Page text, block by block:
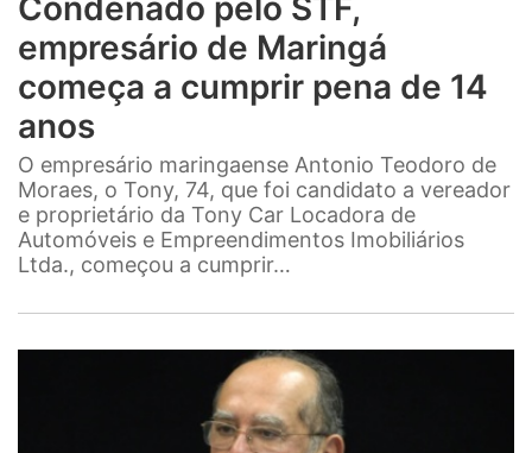
Condenado pelo STF,
empresário de Maringá
começa a cumprir pena de 14
anos
O empresário maringaense Antonio Teodoro de
Moraes, o Tony, 74, que foi candidato a vereador
e proprietário da Tony Car Locadora de
Automóveis e Empreendimentos Imobiliários
Ltda., começou a cumprir…